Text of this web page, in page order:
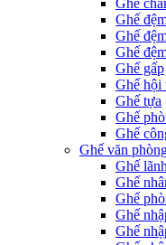
Ghế
Ghế
Ghế
Ghế
Ghế gấp
Ghế hội
Ghế tựa
Ghế
Ghế
Ghế văn
Ghế
Ghế
Ghế
Ghế
Ghế